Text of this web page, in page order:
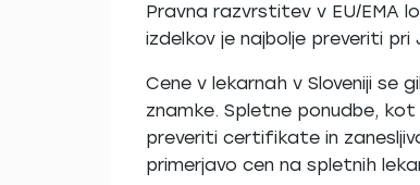
Pravna razvrstitev v EU/EMA
izdelkov je najbolje preveriti pri
Cene v lekarnah v Sloveniji se
znamke. Spletne ponudbe,
preveriti certifikate in
primerjavo cen na spletnih